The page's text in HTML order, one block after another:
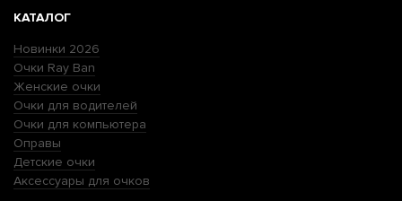
КАТАЛОГ
Новинки 2026
Очки Ray Ban
Женские очки
Очки для водителей
Очки для компьютера
Оправы
Детские очки
Аксессуары для очков